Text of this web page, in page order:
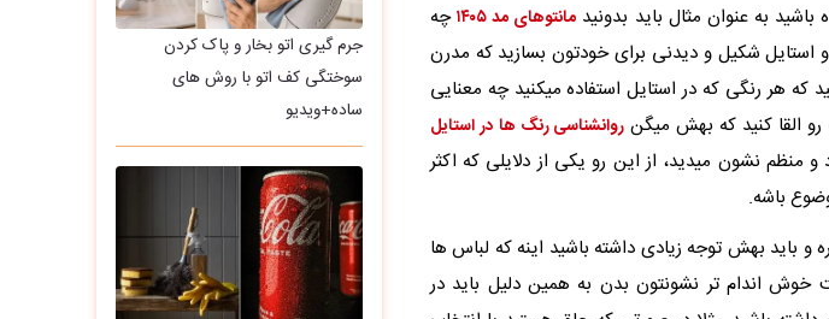
به عنوان مثال باید بدونید مانتوهای مد ۱۴۰۵
چه
شکیل و دیدنی برای خودتون بسازید که مدرن
که هر رنگی که در استایل استفاده میکنید چه معنایی
القا کنید که بهش میگن روانشناسی رنگ ها در استایل
منظم نشون میدید، از این رو یکی از دلایلی که اکثر
باشه.
و باید بهش توجه زیادی داشته باشید اینه که لباس ها
خوش اندام تر نشونتون بدن به همین دلیل باید در
جرم گیری اتو بخار و پاک کردن
سوختگی کف اتو با روش های
ساده+ویدیو